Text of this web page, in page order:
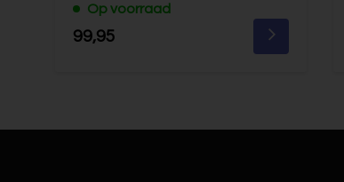
Op voorraad
99,95